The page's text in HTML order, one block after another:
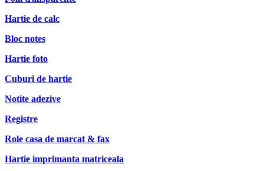
Hartie de calc
Bloc notes
Hartie foto
Cuburi de hartie
Notite adezive
Registre
Role casa de marcat & fax
Hartie imprimanta matriceala